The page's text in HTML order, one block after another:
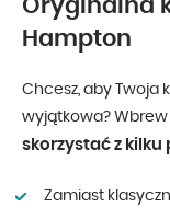
Oryginalna
Hampton
Chcesz, aby Twoja
wyjątkowa?
skorzystać z kilku
Zamiast